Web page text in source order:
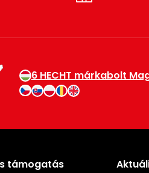
6 HECHT márkabolt
támogatás